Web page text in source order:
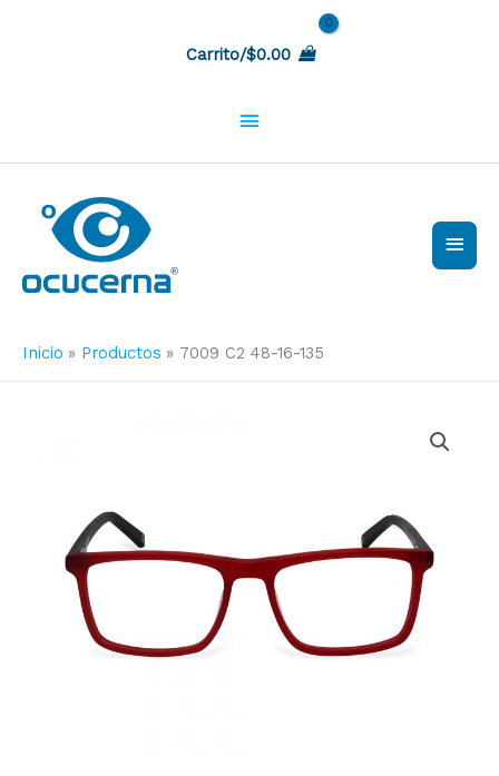
Carrito/$0.00
la
cabecera
Inicio Productos 7009 C2 48-16-135
cantidad